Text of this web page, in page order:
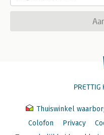
PRETTIG
Thuiswinkel
Colofon
Privacy